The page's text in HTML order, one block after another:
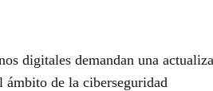
digitales demandan una
ámbito de la ciberseguridad